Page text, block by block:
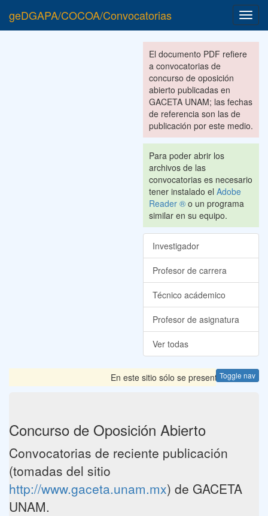
geDGAPA/COCOA/Convocatorias
El documento PDF refiere
a convocatorias de
concurso de oposición
abierto publicadas en
GACETA UNAM; las fechas
de referencia son las de
publicación por este medio.
Para poder abrir los
archivos de las
convocatorias es necesario
tener instalado el Adobe
Reader ® o un programa
similar en su equipo.
Investigador
Profesor de carrera
Técnico acádemico
Profesor de asignatura
Ver todas
Toggle nav
En este sitio sólo se presentan las
Concurso de Oposición Abierto
Convocatorias de reciente publicación
(tomadas del sitio
http://www.gaceta.unam.mx) de GACETA
UNAM.